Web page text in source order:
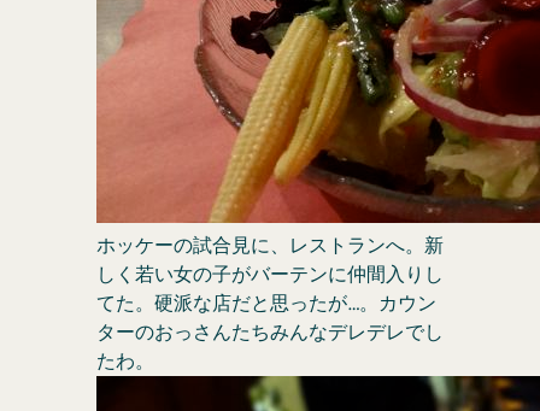
ホッケーの試合見に、レストランへ。新
しく若い女の子がバーテンに仲間入りし
てた。硬派な店だと思ったが…。カウン
ターのおっさんたちみんなデレデレでし
たわ。